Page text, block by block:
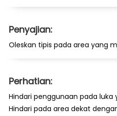
Penyajian:
Oleskan tipis pada area yang
Perhatian:
Hindari penggunaan pada
Hindari pada area dekat